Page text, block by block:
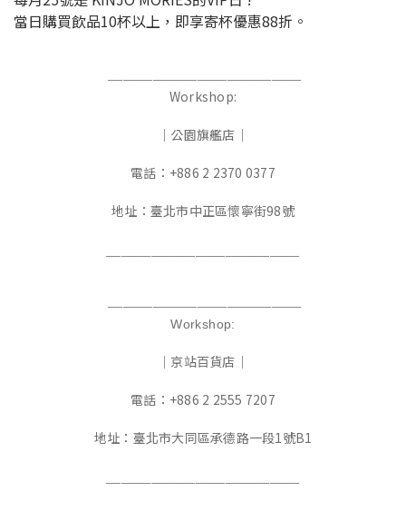
當日購買飲品10杯以上，即享寄杯優惠88折。
—————————————
Workshop:
｜公園旗艦店｜
電話：+886 2 2370 0377
地址：臺北市中正區懷寧街98號
—————————————
—————————————
Workshop:
｜京站百貨店｜
電話：+886 2 2555 7207
地址：臺北市大同區承德路一段1號B1
—————————————